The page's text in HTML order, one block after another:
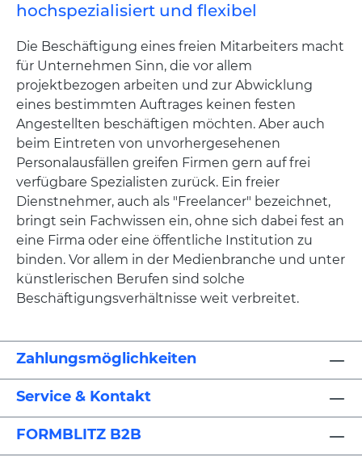
hochspezialisiert und flexibel
Die Beschäftigung eines freien Mitarbeiters macht
für Unternehmen Sinn, die vor allem
projektbezogen arbeiten und zur Abwicklung
eines bestimmten Auftrages keinen festen
Angestellten beschäftigen möchten. Aber auch
beim Eintreten von unvorhergesehenen
Personalausfällen greifen Firmen gern auf frei
verfügbare Spezialisten zurück. Ein freier
Dienstnehmer, auch als "Freelancer" bezeichnet,
bringt sein Fachwissen ein, ohne sich dabei fest an
eine Firma oder eine öffentliche Institution zu
binden. Vor allem in der Medienbranche und unter
künstlerischen Berufen sind solche
Beschäftigungsverhältnisse weit verbreitet.
Zahlungsmöglichkeiten
Service & Kontakt
FORMBLITZ B2B